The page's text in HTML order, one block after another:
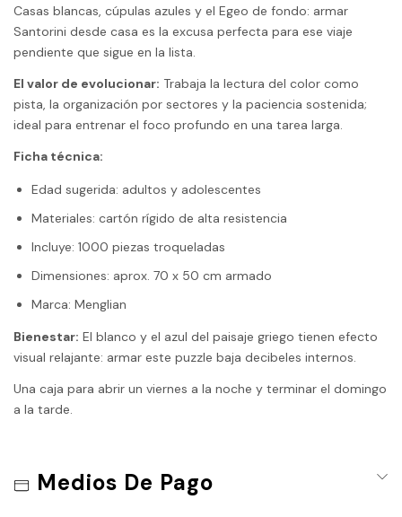
Casas blancas, cúpulas azules y el Egeo de fondo: armar
Santorini desde casa es la excusa perfecta para ese viaje
pendiente que sigue en la lista.
El valor de evolucionar: Trabaja la lectura del color como
pista, la organización por sectores y la paciencia sostenida;
ideal para entrenar el foco profundo en una tarea larga.
Ficha técnica:
Edad sugerida: adultos y adolescentes
Materiales: cartón rígido de alta resistencia
Incluye: 1000 piezas troqueladas
Dimensiones: aprox. 70 x 50 cm armado
Marca: Menglian
Bienestar: El blanco y el azul del paisaje griego tienen efecto
visual relajante: armar este puzzle baja decibeles internos.
Una caja para abrir un viernes a la noche y terminar el domingo
a la tarde.
Medios De Pago